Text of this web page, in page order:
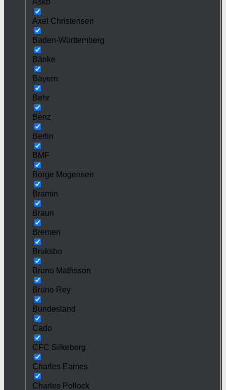
Axel Christensen
Baden-Württemberg
Bänke
Bayern
Behr
Benz
Berlin
BMF
Borge Mogensen
Bramin
Braun
Bremen
Bruksbo
Bruno Mathsson
Bruno Rey
Bundesland
Cado
CFC Silkeborg
Charles Eames
Charles Pollock